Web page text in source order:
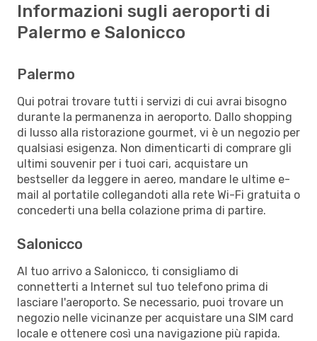
Informazioni sugli aeroporti di
Palermo e Salonicco
Palermo
Qui potrai trovare tutti i servizi di cui avrai bisogno
durante la permanenza in aeroporto. Dallo shopping
di lusso alla ristorazione gourmet, vi è un negozio per
qualsiasi esigenza. Non dimenticarti di comprare gli
ultimi souvenir per i tuoi cari, acquistare un
bestseller da leggere in aereo, mandare le ultime e-
mail al portatile collegandoti alla rete Wi-Fi gratuita o
concederti una bella colazione prima di partire.
Salonicco
Al tuo arrivo a Salonicco, ti consigliamo di
connetterti a Internet sul tuo telefono prima di
lasciare l'aeroporto. Se necessario, puoi trovare un
negozio nelle vicinanze per acquistare una SIM card
locale e ottenere così una navigazione più rapida.